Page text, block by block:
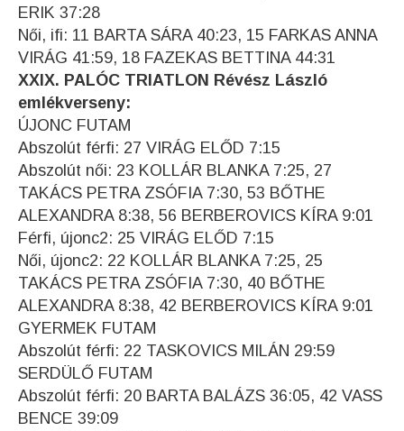
ERIK 37:28
Női, ifi: 11 BARTA SÁRA 40:23, 15 FARKAS ANNA
VIRÁG 41:59, 18 FAZEKAS BETTINA 44:31
XXIX. PALÓC TRIATLON Révész László
emlékverseny:
ÚJONC FUTAM
Abszolút férfi: 27 VIRÁG ELŐD 7:15
Abszolút női: 23 KOLLÁR BLANKA 7:25, 27
TAKÁCS PETRA ZSÓFIA 7:30, 53 BŐTHE
ALEXANDRA 8:38, 56 BERBEROVICS KÍRA 9:01
Férfi, újonc2: 25 VIRÁG ELŐD 7:15
Női, újonc2: 22 KOLLÁR BLANKA 7:25, 25
TAKÁCS PETRA ZSÓFIA 7:30, 40 BŐTHE
ALEXANDRA 8:38, 42 BERBEROVICS KÍRA 9:01
GYERMEK FUTAM
Abszolút férfi: 22 TASKOVICS MILÁN 29:59
SERDÜLŐ FUTAM
Abszolút férfi: 20 BARTA BALÁZS 36:05, 42 VASS
BENCE 39:09